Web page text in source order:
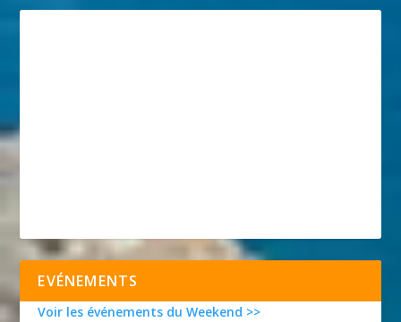
EVÉNEMENTS
Voir les événements du Weekend >>